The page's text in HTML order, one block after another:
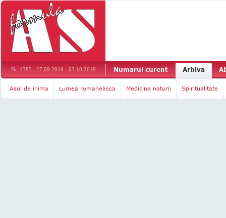
Nr. 1385 , 27.09.2019 - 03.10.2019 Numarul curent Arhiva
Asul de inima Lumea romaneasca Medicina naturii Spiritualitate